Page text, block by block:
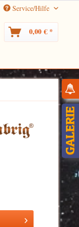
Service/Hilfe
0,00 € *